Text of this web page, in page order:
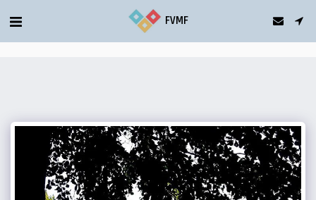
gtag('config', 'G-5T2FDQN1C0');
FVMF